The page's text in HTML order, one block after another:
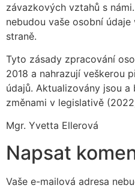
závazkových vztahů s
nebudou vaše osobní
straně.
Tyto zásady zpracování
2018 a nahrazují veškerou
údajů. Aktualizovány jsou
změnami v legislativě
Mgr. Yvetta Ellerová
Napsat
Vaše e-mailová adresa